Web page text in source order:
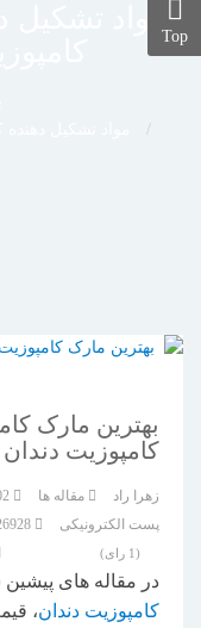
بهترین مارک
کامپوزیت دندان
زهرا راد مقاله ها
پست الکترونیکی
(1 رای)
در مقاله های پیشین
کامپوزیت دندان،
Top